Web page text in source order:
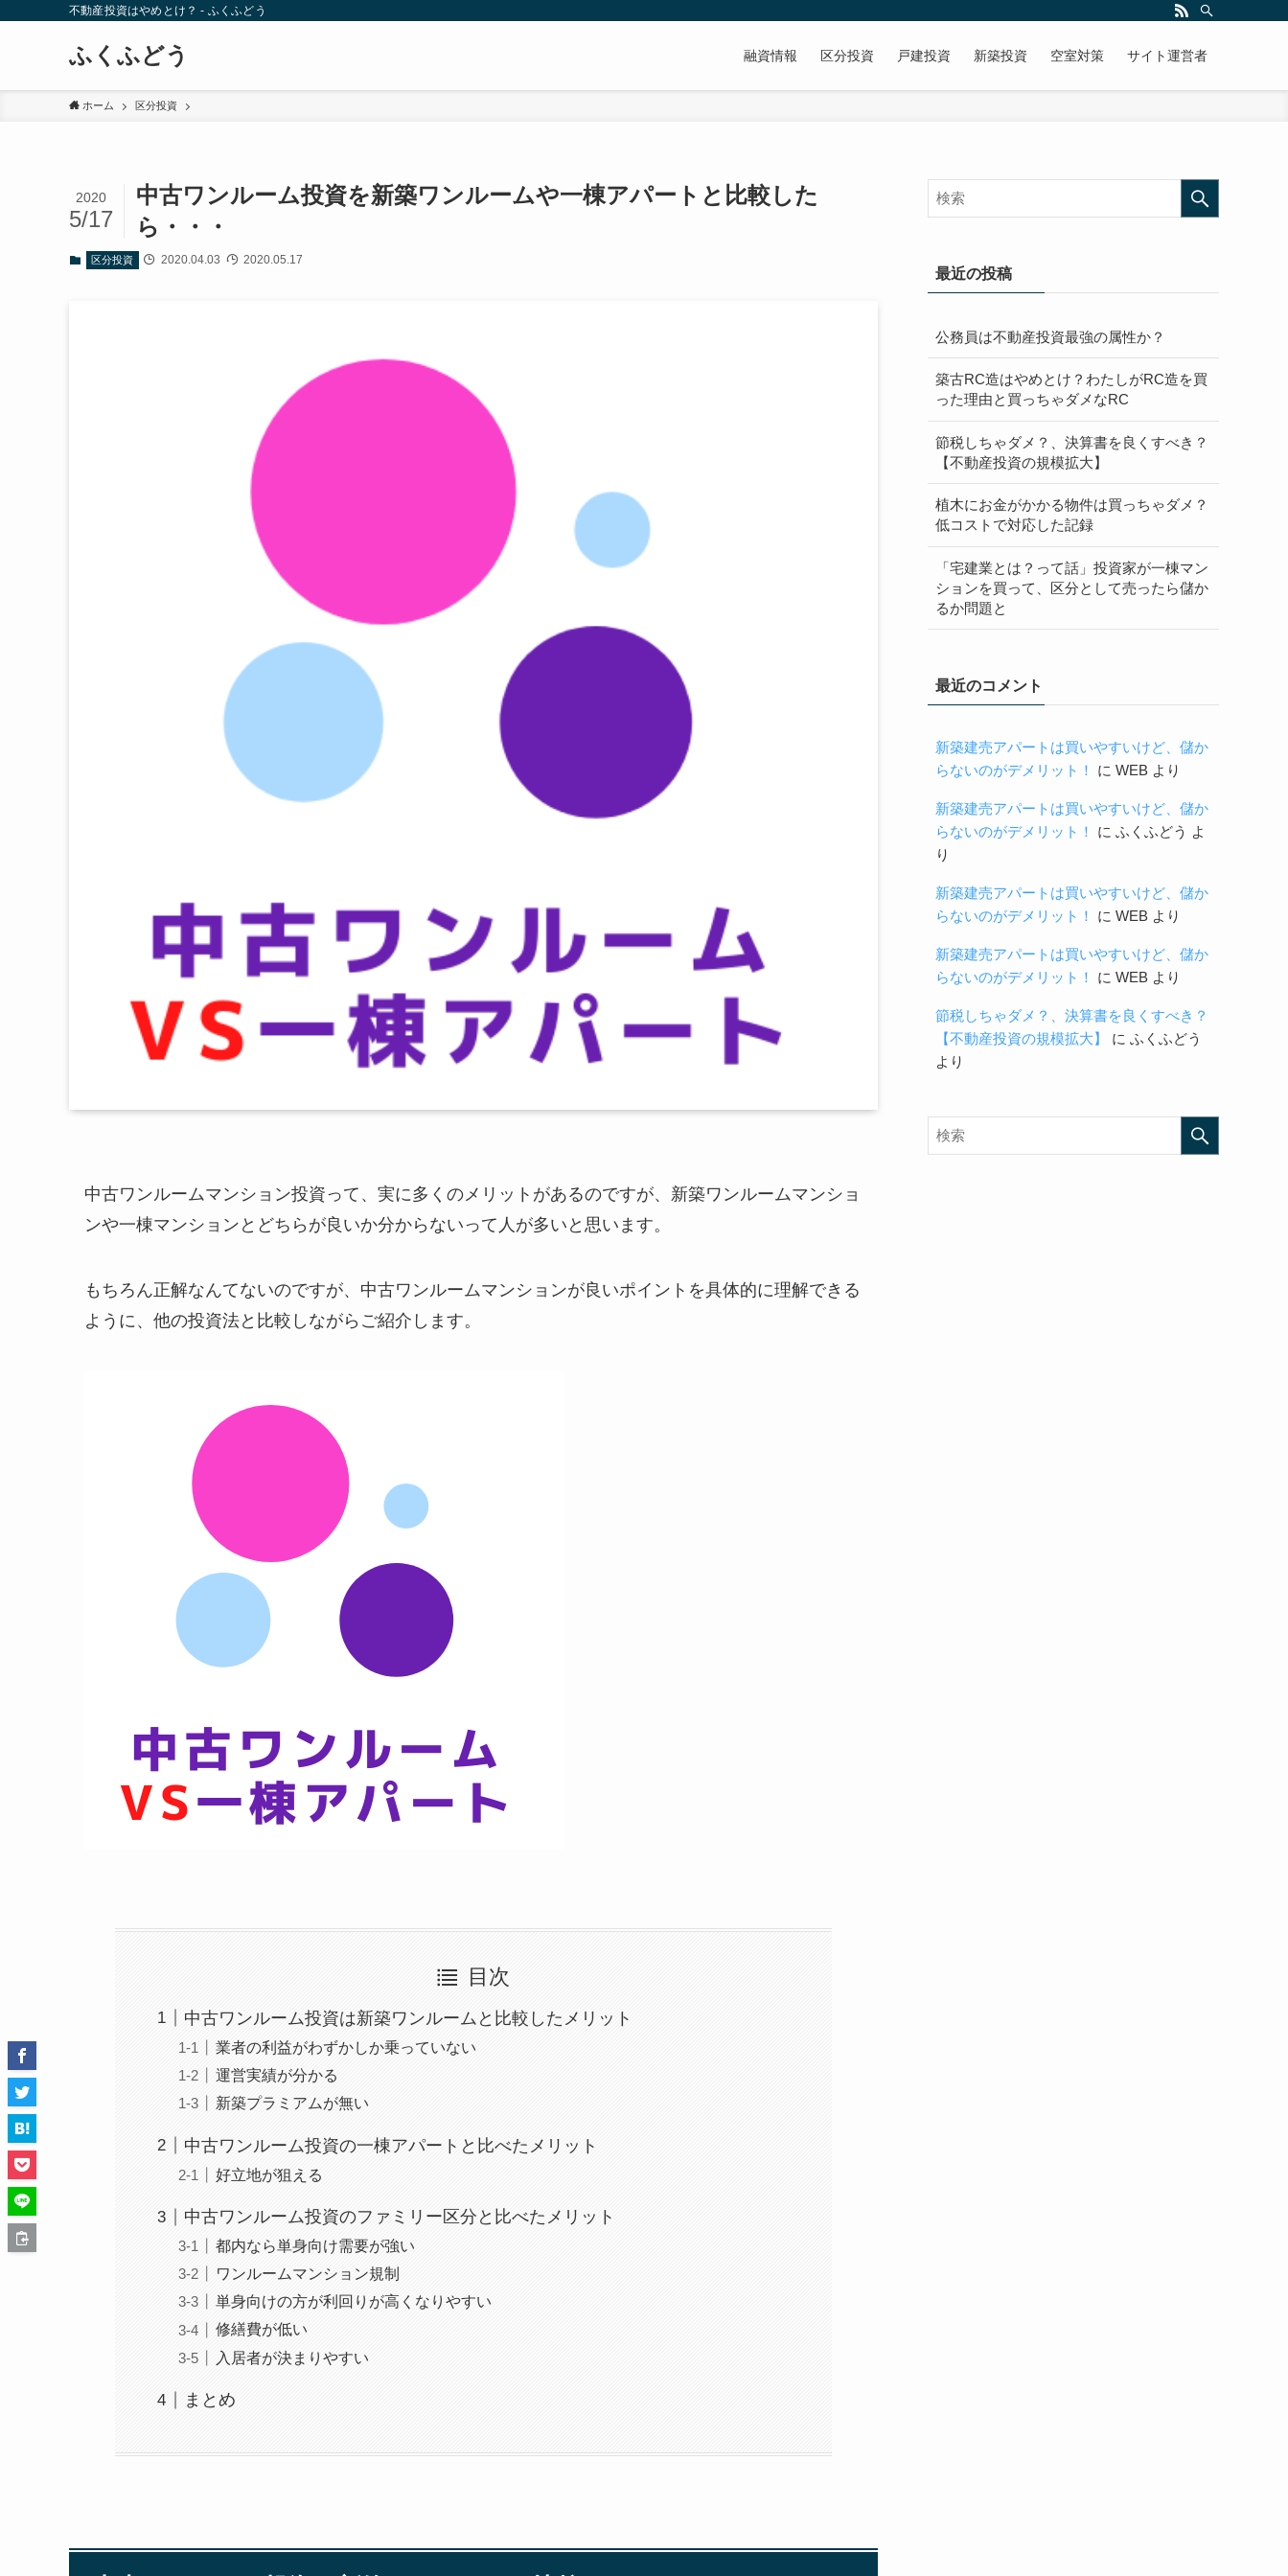
不動産投資はやめとけ？ - ふくふどう
ふくふどう 融資情報 区分投資 戸建投資 新築投資 空室対策 サイト運営者
ホーム 区分投資
中古ワンルーム投資を新築ワンルームや一棟アパートと比較した
ら・・・
2020
5/17
区分投資 2020.04.03 2020.05.17
中古ワンルームマンション投資って、実に多くのメリットがあるのですが、新築ワンルームマンショ
ンや一棟マンションとどちらが良いか分からないって人が多いと思います。
もちろん正解なんてないのですが、中古ワンルームマンションが良いポイントを具体的に理解できる
ように、他の投資法と比較しながらご紹介します。
目次
中古ワンルーム投資は新築ワンルームと比較したメリット
業者の利益がわずかしか乗っていない
運営実績が分かる
新築プラミアムが無い
中古ワンルーム投資の一棟アパートと比べたメリット
好立地が狙える
中古ワンルーム投資のファミリー区分と比べたメリット
都内なら単身向け需要が強い
ワンルームマンション規制
単身向けの方が利回りが高くなりやすい
修繕費が低い
入居者が決まりやすい
まとめ
最近の投稿
公務員は不動産投資最強の属性か？
築古RC造はやめとけ？わたしがRC造を買
った理由と買っちゃダメなRC
節税しちゃダメ？、決算書を良くすべき？
【不動産投資の規模拡大】
植木にお金がかかる物件は買っちゃダメ？
低コストで対応した記録
「宅建業とは？って話」投資家が一棟マン
ションを買って、区分として売ったら儲か
るか問題と
最近のコメント
新築建売アパートは買いやすいけど、儲か
らないのがデメリット！
に WEB より
新築建売アパートは買いやすいけど、儲か
らないのがデメリット！
に ふくふどう よ
り
新築建売アパートは買いやすいけど、儲か
らないのがデメリット！
に WEB より
新築建売アパートは買いやすいけど、儲か
らないのがデメリット！
に WEB より
節税しちゃダメ？、決算書を良くすべき？
【不動産投資の規模拡大】
に ふくふどう
より